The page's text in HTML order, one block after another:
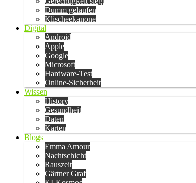
Dumm gelaufen
Klischeekanone
Digital
Android
Apple
Google
Microsoft
Hardware-Test
Online-Sicherheit
Wissen
History
Gesundheit
Daten
Karten
Blogs
Emma Amour
Nachtschicht
Rauszeit
Gärtner Graf